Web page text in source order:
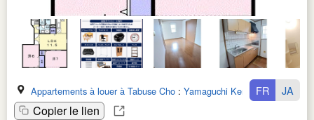
Appartements à louer à Tabuse Cho : Yamaguchi Ken
Copier le lien
FR JA